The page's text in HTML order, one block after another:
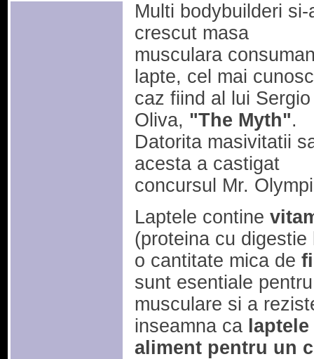
Multi bodybuilderi si-
crescut masa
musculara
lapte, cel mai
caz fiind al lui Sergio
Oliva, "The Myth".
Datorita masivitatii
acesta a castigat
concursul Mr.
Laptele contine
(proteina cu
o cantitate mica de
sunt esentiale
musculare si a
inseamna ca
aliment pentru un